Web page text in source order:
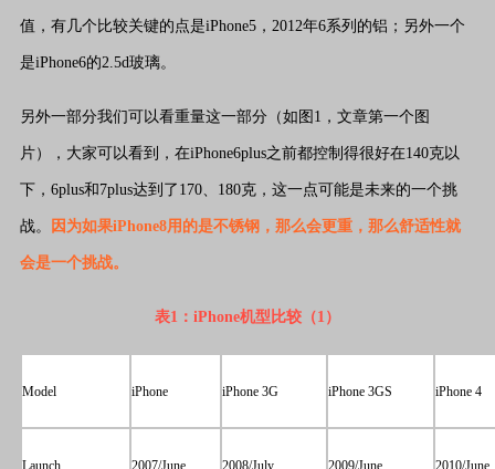
值，有几个比较关键的点是iPhone5，2012年6系列的铝；另外一个
是iPhone6的2.5d玻璃。
另外一部分我们可以看重量这一部分（如图1，文章第一个图
片），大家可以看到，在iPhone6plus之前都控制得很好在140克以
下，6plus和7plus达到了170、180克，这一点可能是未来的一个挑
战。 因为如果iPhone8用的是不锈钢，那么会更重，那么舒适性就
会是一个挑战。
表1：iPhone机型比较（1）
Model iPhone iPhone 3G iPhone 3GS iPhone 4
Launch 2007/June 2008/July 2009/June 2010/June